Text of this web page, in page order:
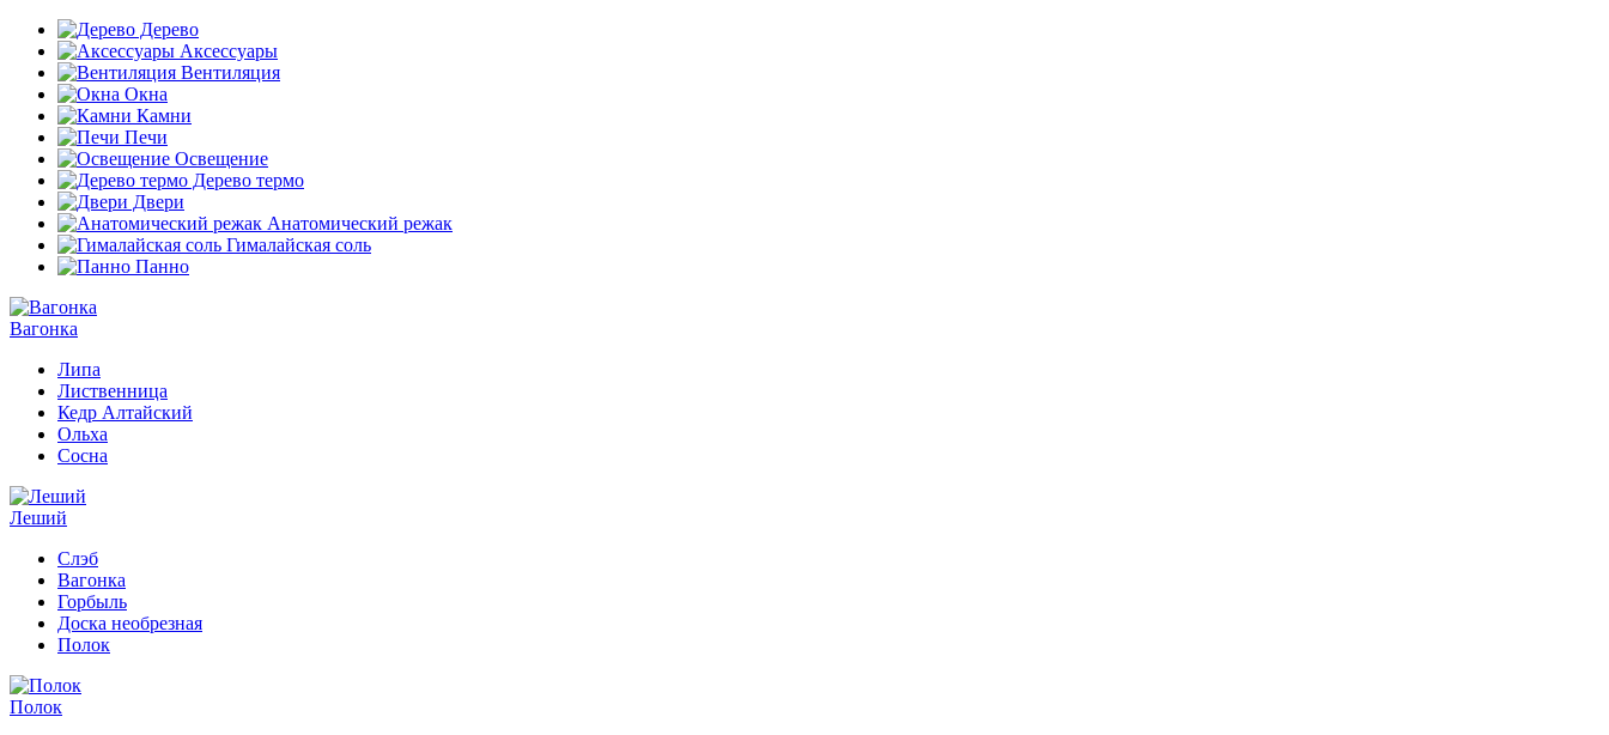
Дерево
Аксессуары
Вентиляция
Окна
Камни
Печи
Освещение
Дерево термо
Двери
Анатомический режак
Гималайская соль
Панно
Вагонка
Липа
Лиственница
Кедр Алтайский
Ольха
Сосна
Леший
Слэб
Вагонка
Горбыль
Доска необрезная
Полок
Полок